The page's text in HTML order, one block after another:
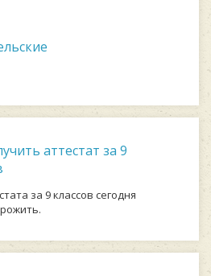
аттестат за 9
за 9 классов сегодня